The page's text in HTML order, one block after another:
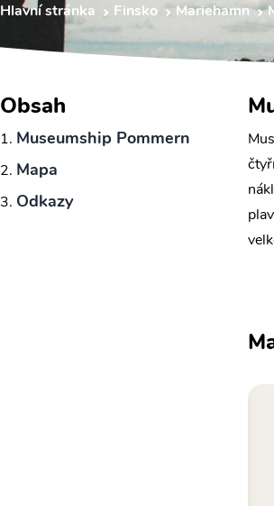
Hlavní stránka
Finsko Mariehamn
Obsah
Museumship Pommern
Mapa
Odkazy